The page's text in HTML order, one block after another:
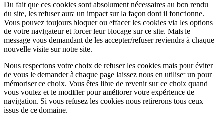
Du fait que ces cookies sont absolument nécessaires au bon rendu
du site, les refuser aura un impact sur la façon dont il fonctionne.
Vous pouvez toujours bloquer ou effacer les cookies via les options
de votre navigateur et forcer leur blocage sur ce site. Mais le
message vous demandant de les accepter/refuser reviendra à chaque
nouvelle visite sur notre site.
Nous respectons votre choix de refuser les cookies mais pour éviter
de vous le demander à chaque page laissez nous en utiliser un pour
mémoriser ce choix. Vous êtes libre de revenir sur ce choix quand
vous voulez et le modifier pour améliorer votre expérience de
navigation. Si vous refusez les cookies nous retirerons tous ceux
issus de ce domaine.